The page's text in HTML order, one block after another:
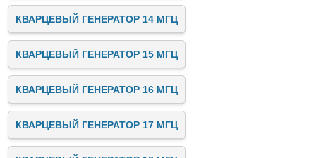
КВАРЦЕВЫЙ ГЕНЕРАТОР 14 МГЦ
КВАРЦЕВЫЙ ГЕНЕРАТОР 15 МГЦ
КВАРЦЕВЫЙ ГЕНЕРАТОР 16 МГЦ
КВАРЦЕВЫЙ ГЕНЕРАТОР 17 МГЦ